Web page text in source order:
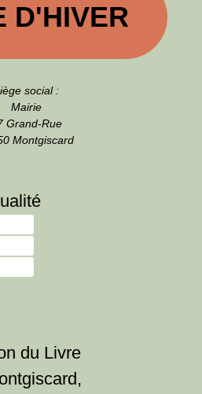
D'HIVER
social :
Mairie
Grand-Rue
Montgiscard
du Livre